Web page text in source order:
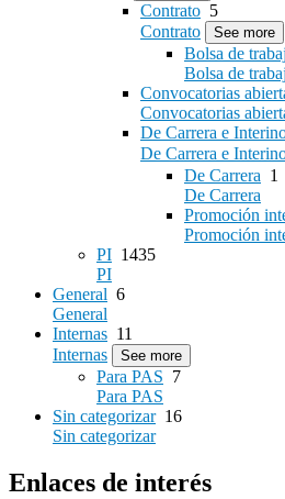
Contrato 5
Contrato
See more
Bolsa de
Bolsa de
Convocatorias
Convocatorias
De Carrera e
De Carrera e
De Carrera 1
De Carrera
Promoción
Promoción
PI 1435
PI
General 6
General
Internas 11
Internas
See more
Para PAS 7
Para PAS
Sin categorizar16
Sin categorizar
Enlaces de interés